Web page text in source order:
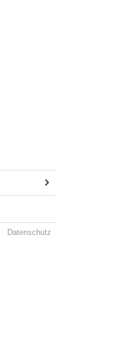
Datenschutz